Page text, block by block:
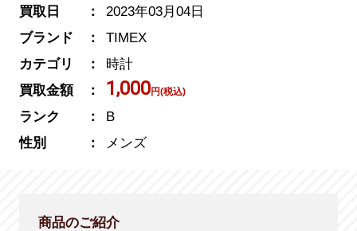
買取日
2023年03月04日
ブランド
TIMEX
カテゴリ
時計
買取金額
1,000円(税込)
ランク
B
性別
メンズ
商品のご紹介